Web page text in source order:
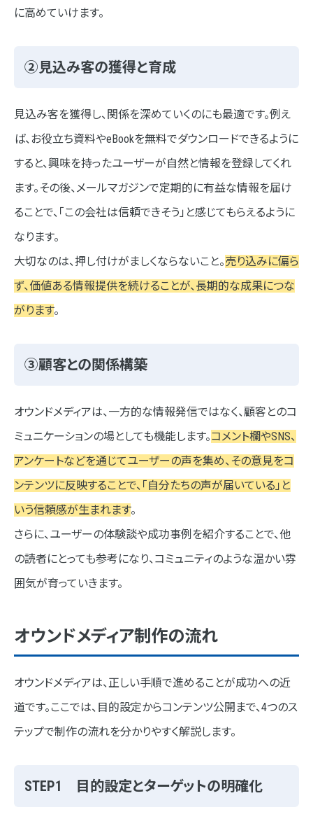
に高めていけます。
②見込み客の獲得と育成
見込み客を獲得し、関係を深めていくのにも最適です。例え
ば、お役立ち資料やeBookを無料でダウンロードできるように
すると、興味を持ったユーザーが自然と情報を登録してくれ
ます。その後、メールマガジンで定期的に有益な情報を届け
ることで、「この会社は信頼できそう」と感じてもらえるように
なります。
大切なのは、押し付けがましくならないこと。売り込みに偏ら
ず、価値ある情報提供を続けることが、長期的な成果につな
がります。
③顧客との関係構築
オウンドメディアは、一方的な情報発信ではなく、顧客とのコ
ミュニケーションの場としても機能します。コメント欄やSNS、
アンケートなどを通じてユーザーの声を集め、その意見をコ
ンテンツに反映することで、「自分たちの声が届いている」と
いう信頼感が生まれます。
さらに、ユーザーの体験談や成功事例を紹介することで、他
の読者にとっても参考になり、コミュニティのような温かい雰
囲気が育っていきます。
オウンドメディア制作の流れ
オウンドメディアは、正しい手順で進めることが成功への近
道です。ここでは、目的設定からコンテンツ公開まで、4つのス
テップで制作の流れを分かりやすく解説します。
STEP1 目的設定とターゲットの明確化